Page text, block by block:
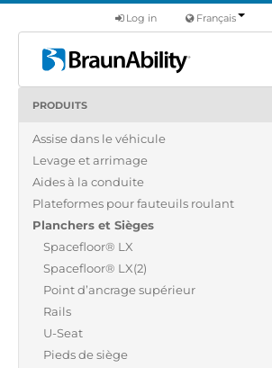
Français
Log in
Produits
Véhicules utilitaires
Nous
Trouver un revendeur
PRODUITS
Assise dans le véhicule
Levage et arrimage
Aides à la conduite
Plateformes pour fauteuils roulant
Planchers et Sièges
Spacefloor® LX
Spacefloor® LX(2)
Point d’ancrage supérieur
Rails
U-Seat
Pieds de siège